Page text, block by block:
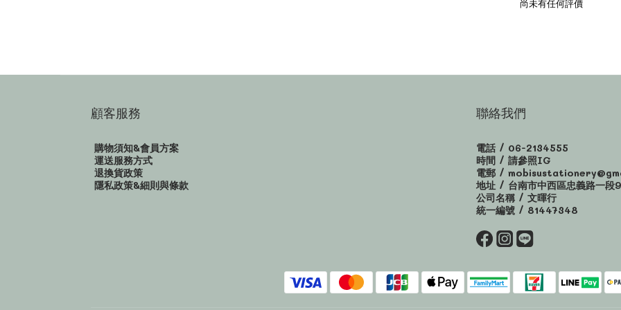
尚未有任何評價
顧客服務
購物須知&會員方案
運送服務方式
退換貨政策
隱私政策&細則與條款
聯絡我們
電話 / 06-2134555
時間 / 請參照IG
電郵 /
地址 / 台南市中西區忠義路一段
公司名稱 / 文暉行
統一編號 / 81447348